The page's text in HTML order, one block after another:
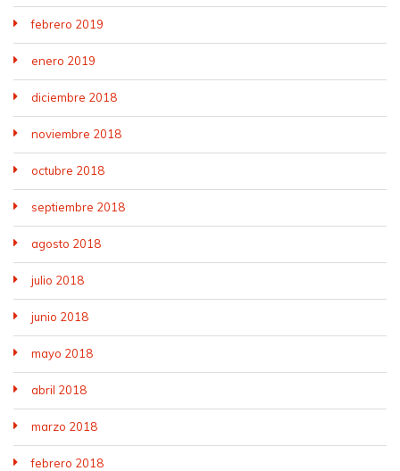
febrero 2019
enero 2019
diciembre 2018
noviembre 2018
octubre 2018
septiembre 2018
agosto 2018
julio 2018
junio 2018
mayo 2018
abril 2018
marzo 2018
febrero 2018